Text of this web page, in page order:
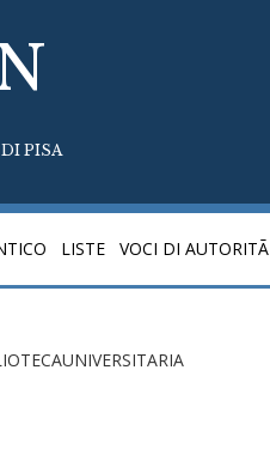
PISA
LISTE VOCI DI AUTORITÃ